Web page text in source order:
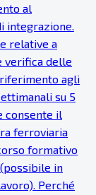
al
integrazione.
relative a
verifica delle
agli
su 5
consente il
ferroviaria
formativo
in
Perché